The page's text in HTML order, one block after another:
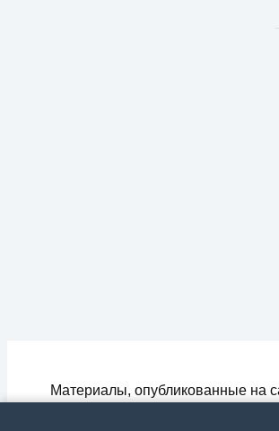
Материалы, опубликованные на